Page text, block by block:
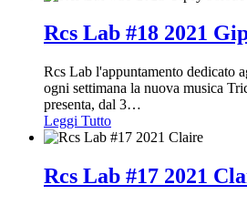
Rcs Lab #18 2021
Rcs Lab l'appuntamento dedicato
ogni settimana la nuova musica
presenta, dal 3…
Leggi Tutto
Rcs Lab #17 2021